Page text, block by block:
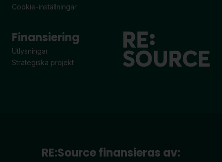
Cookie-inställningar
Finansiering
Utlysningar
Strategiska projekt
RE:Source finansieras av: